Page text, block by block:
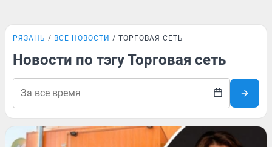
РЯЗАНЬ ВСЕ НОВОСТИ ТОРГОВАЯ СЕТЬ
Новости по тэгу Торговая сеть